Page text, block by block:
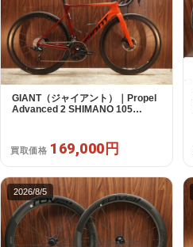
GIANT（ジャイアント）｜Propel
Advanced 2 SHIMANO 105
買取価格 169,000円
2026/8/5